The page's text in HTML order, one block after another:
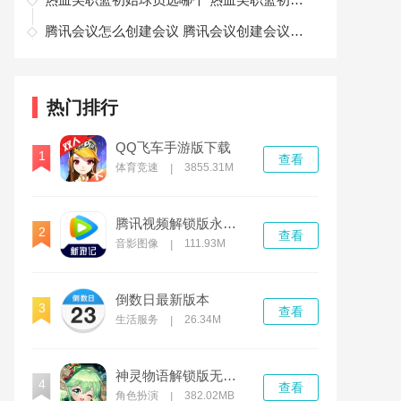
腾讯会议怎么创建会议 腾讯会议创建会议的方法教学
热门排行
1
QQ飞车手游版下载
体育竞速 3855.31M
查看
2
腾讯视频解锁版永久免费安卓2022
音影图像 111.93M
查看
3
倒数日最新版本
生活服务 26.34M
查看
4
神灵物语解锁版无限钻石
角色扮演 382.02MB
查看